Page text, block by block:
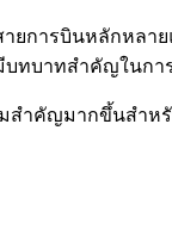
ยการบินหลักหล
บาทสำคัญในกา
ำคัญมากขึ้นสำห